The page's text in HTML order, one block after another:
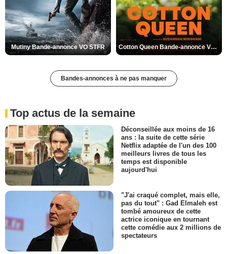
Mutiny Bande-annonce VO STFR Cotton Queen Bande-annonce VO STFR
Bandes-annonces à ne pas manquer
Top actus de la semaine
Déconseillée aux moins de 16
ans : la suite de cette série
Netflix adaptée de l'un des 100
meilleurs livres de tous les
temps est disponible
aujourd'hui
"J'ai craqué complet, mais elle,
pas du tout" : Gad Elmaleh est
tombé amoureux de cette
actrice iconique en tournant
cette comédie aux 2 millions de
spectateurs